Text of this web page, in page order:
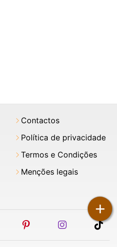
+
Contactos
Política de privacidade
Termos e Condições
Menções legais
youtubepinterestinstagram